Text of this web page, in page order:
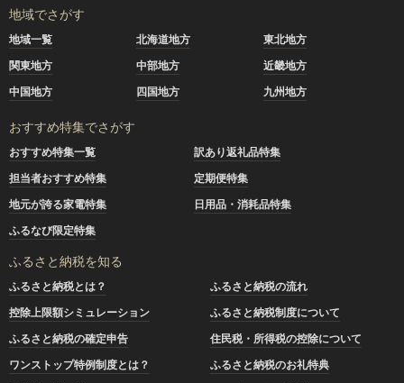
地域でさがす
地域一覧 北海道地方
東北地方
関東地方
中部地方
近畿地方
中国地方
四国地方 九州地方
おすすめ特集でさがす
おすすめ特集一覧
訳あり返礼品特集
担当者おすすめ特集
定期便特集
地元が誇る家電特集
日用品・消耗品特集
ふるなび限定特集
ふるさと納税を知る
ふるさと納税とは？
ふるさと納税の流れ
控除上限額シミュレーション
ふるさと納税制度について
ふるさと納税の確定申告
住民税・所得税の控除について
ワンストップ特例制度とは？
ふるさと納税のお礼特典